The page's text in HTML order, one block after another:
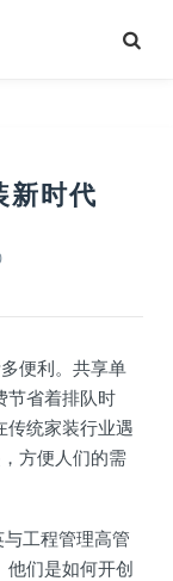
新时代
便利。共享单
节省着排队时
传统家装行业遇
方便人们的需
工程管理高管
他们是如何开创